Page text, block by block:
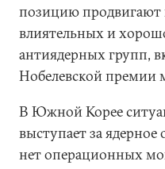
позицию продвигают
влиятельных и
антиядерных групп,
Нобелевской премии
В Южной Корее
выступает за
нет операционных